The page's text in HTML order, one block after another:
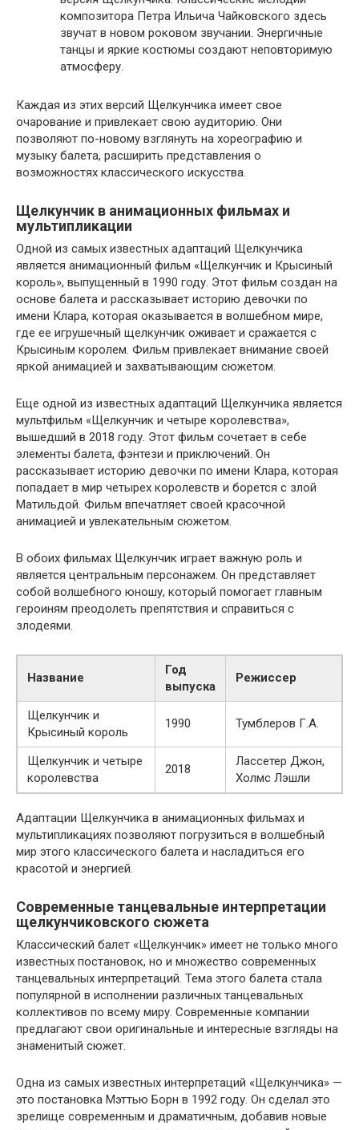
композитора Петра Ильича Чайковского здесь
звучат в новом роковом звучании. Энергичные
танцы и яркие костюмы создают неповторимую
атмосферу.
Каждая из этих версий Щелкунчика имеет свое
очарование и привлекает свою аудиторию. Они
позволяют по-новому взглянуть на хореографию и
музыку балета, расширить представления о
возможностях классического искусства.
Щелкунчик в анимационных фильмах и
мультипликации
Одной из самых известных адаптаций Щелкунчика
является анимационный фильм «Щелкунчик и Крысиный
король», выпущенный в 1990 году. Этот фильм создан на
основе балета и рассказывает историю девочки по
имени Клара, которая оказывается в волшебном мире,
где ее игрушечный щелкунчик оживает и сражается с
Крысиным королем. Фильм привлекает внимание своей
яркой анимацией и захватывающим сюжетом.
Еще одной из известных адаптаций Щелкунчика является
мультфильм «Щелкунчик и четыре королевства»,
вышедший в 2018 году. Этот фильм сочетает в себе
элементы балета, фэнтези и приключений. Он
рассказывает историю девочки по имени Клара, которая
попадает в мир четырех королевств и борется с злой
Матильдой. Фильм впечатляет своей красочной
анимацией и увлекательным сюжетом.
В обоих фильмах Щелкунчик играет важную роль и
является центральным персонажем. Он представляет
собой волшебного юношу, который помогает главным
героиням преодолеть препятствия и справиться с
злодеями.
Название
Год
выпуска
Режиссер
Щелкунчик и
Крысиный король
1990 Тумблеров Г.А.
Щелкунчик и четыре
королевства
2018
Лассетер Джон,
Холмс Лэшли
Адаптации Щелкунчика в анимационных фильмах и
мультипликациях позволяют погрузиться в волшебный
мир этого классического балета и насладиться его
красотой и энергией.
Современные танцевальные интерпретации
щелкунчиковского сюжета
Классический балет «Щелкунчик» имеет не только много
известных постановок, но и множество современных
танцевальных интерпретаций. Тема этого балета стала
популярной в исполнении различных танцевальных
коллективов по всему миру. Современные компании
предлагают свои оригинальные и интересные взгляды на
знаменитый сюжет.
Одна из самых известных интерпретаций «Щелкунчика» —
это постановка Мэттью Борн в 1992 году. Он сделал это
зрелище современным и драматичным, добавив новые